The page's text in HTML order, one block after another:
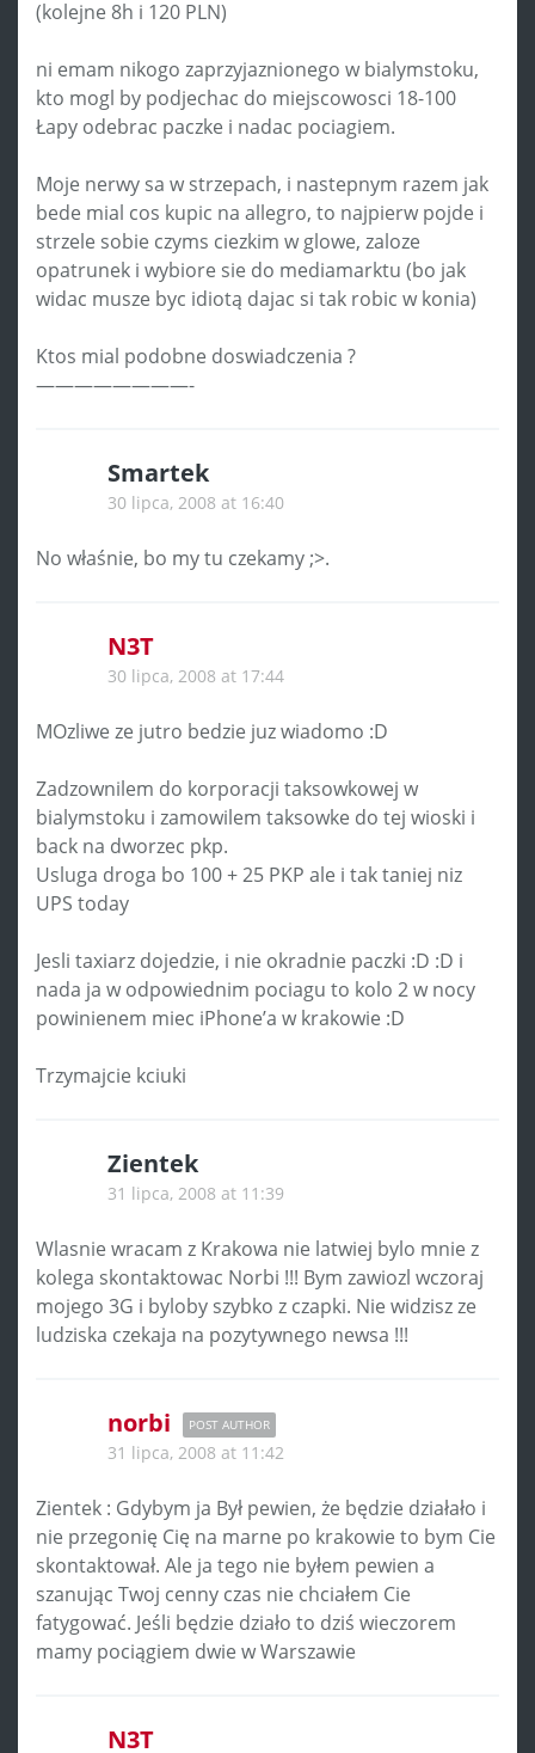
(kolejne 8h i 120 PLN)
ni emam nikogo zaprzyjaznionego w bialymstoku,
kto mogl by podjechac do miejscowosci 18-100
Łapy odebrac paczke i nadac pociagiem.
Moje nerwy sa w strzepach, i nastepnym razem jak
bede mial cos kupic na allegro, to najpierw pojde i
strzele sobie czyms ciezkim w glowe, zaloze
opatrunek i wybiore sie do mediamarktu (bo jak
widac musze byc idiotą dajac si tak robic w konia)
Ktos mial podobne doswiadczenia ?
————————-
Smartek
30 lipca, 2008 at 16:40
No właśnie, bo my tu czekamy ;>.
N3T
30 lipca, 2008 at 17:44
MOzliwe ze jutro bedzie juz wiadomo :D
Zadzownilem do korporacji taksowkowej w
bialymstoku i zamowilem taksowke do tej wioski i
back na dworzec pkp.
Usluga droga bo 100 + 25 PKP ale i tak taniej niz
UPS today
Jesli taxiarz dojedzie, i nie okradnie paczki :D :D i
nada ja w odpowiednim pociagu to kolo 2 w nocy
powinienem miec iPhone’a w krakowie :D
Trzymajcie kciuki
Zientek
31 lipca, 2008 at 11:39
Wlasnie wracam z Krakowa nie latwiej bylo mnie z
kolega skontaktowac Norbi !!! Bym zawiozl wczoraj
mojego 3G i byloby szybko z czapki. Nie widzisz ze
ludziska czekaja na pozytywnego newsa !!!
norbi POST AUTHOR
31 lipca, 2008 at 11:42
Zientek : Gdybym ja Był pewien, że będzie działało i
nie przegonię Cię na marne po krakowie to bym Cie
skontaktował. Ale ja tego nie byłem pewien a
szanując Twoj cenny czas nie chciałem Cie
fatygować. Jeśli będzie działo to dziś wieczorem
mamy pociągiem dwie w Warszawie
N3T